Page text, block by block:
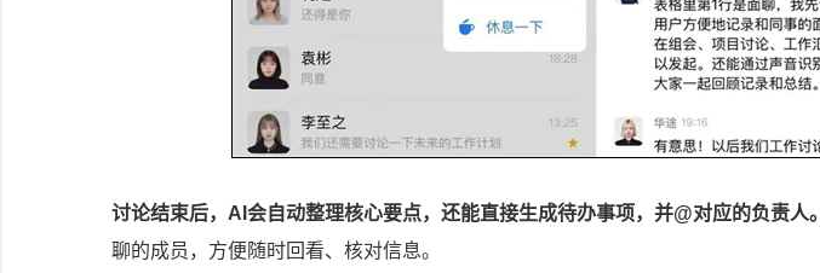
讨论结束后，AI会自动整理核心要点，还能直接生成待办事项，并@对应的负责人。
聊的成员，方便随时回看、核对信息。